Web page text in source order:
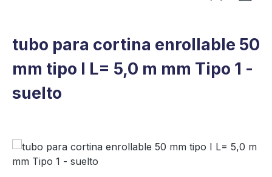
tubo para cortina enrollable 50
mm tipo I L= 5,0 m mm Tipo 1 -
suelto
Omitir galería de imágenes